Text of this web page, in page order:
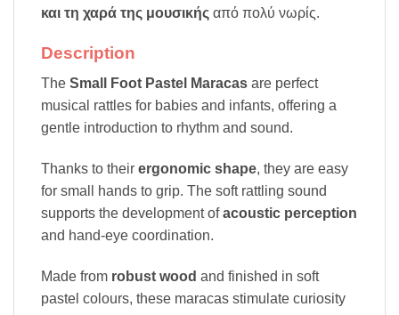
και τη χαρά της μουσικής από πολύ νωρίς.
Description
The Small Foot Pastel Maracas are perfect
musical rattles for babies and infants, offering a
gentle introduction to rhythm and sound.
Thanks to their ergonomic shape, they are easy
for small hands to grip. The soft rattling sound
supports the development ofacoustic perception
and hand-eye coordination.
Made from robust wood and finished in soft
pastel colours, these maracas stimulate curiosity